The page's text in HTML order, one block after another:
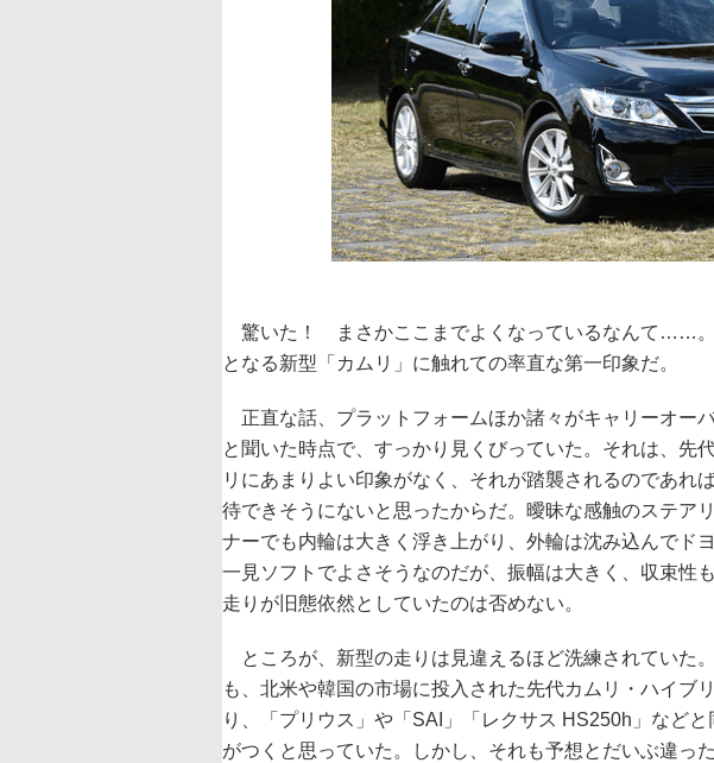
驚いた！ まさかここまでよくなっているなんて……。
となる新型「カムリ」に触れての率直な第一印象だ。
正直な話、プラットフォームほか諸々がキャリーオー
と聞いた時点で、すっかり見くびっていた。それは、先
リにあまりよい印象がなく、それが踏襲されるのであれ
待できそうにないと思ったからだ。曖昧な感触のステア
ナーでも内輪は大きく浮き上がり、外輪は沈み込んでド
一見ソフトでよさそうなのだが、振幅は大きく、収束性
走りが旧態依然としていたのは否めない。
ところが、新型の走りは見違えるほど洗練されていた
も、北米や韓国の市場に投入された先代カムリ・ハイブ
り、「プリウス」や「SAI」「レクサス HS250h」など
がつくと思っていた。しかし、それも予想とだいぶ違った